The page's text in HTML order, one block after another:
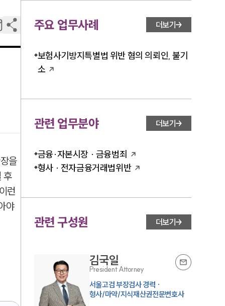
을
후
런
야
주요 업무사례 더보기
보험사기방지특별법 위반 혐의 의뢰인, 불기
소
관련 업무분야 더보기
금융·자본시장 · 금융범죄
형사 · 전자금융거래법위반
관련 구성원 더보기
김국일
President Attorney
서울고검 부장검사 경력 ·
형사/마약/지식재산권전문변호사